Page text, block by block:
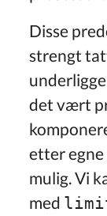
Disse
strengt
det vært
etter egne
mulig. Vi
med